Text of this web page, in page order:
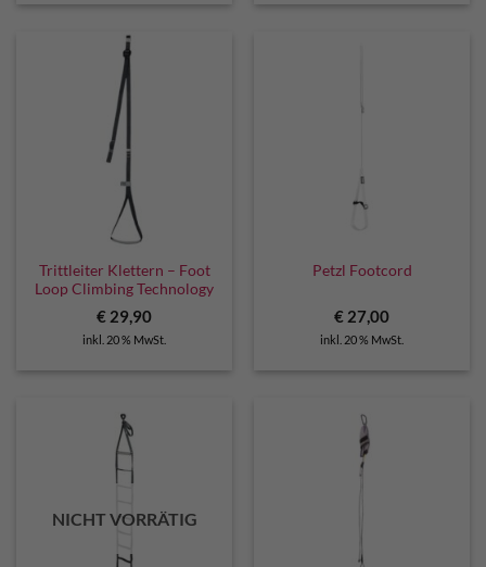
Trittleiter Klettern – Foot
Loop Climbing Technology
€ 29,90
inkl. 20 % MwSt.
Petzl Footcord
€ 27,00
inkl. 20 % MwSt.
NICHT VORRÄTIG